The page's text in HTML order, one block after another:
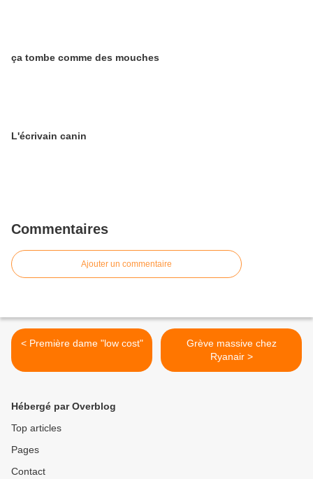
ça tombe comme des mouches
L'écrivain canin
Commentaires
Ajouter un commentaire
< Première dame "low cost"
Grève massive chez
Ryanair >
Hébergé par Overblog
Top articles
Pages
Contact